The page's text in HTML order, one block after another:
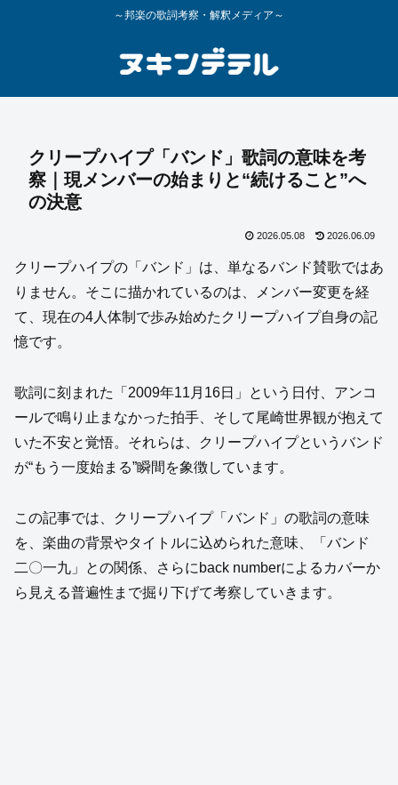
～邦楽の歌詞考察・解釈メディア～
クリープハイプ「バンド」歌詞の意味を考
察｜現メンバーの始まりと“続けること”へ
の決意
2026.05.08 2026.06.09
クリープハイプの「バンド」は、単なるバンド賛歌ではあ
りません。そこに描かれているのは、メンバー変更を経
て、現在の4人体制で歩み始めたクリープハイプ自身の記
憶です。
歌詞に刻まれた「2009年11月16日」という日付、アンコ
ールで鳴り止まなかった拍手、そして尾崎世界観が抱えて
いた不安と覚悟。それらは、クリープハイプというバンド
が“もう一度始まる”瞬間を象徴しています。
この記事では、クリープハイプ「バンド」の歌詞の意味
を、楽曲の背景やタイトルに込められた意味、「バンド
二〇一九」との関係、さらにback numberによるカバーか
ら見える普遍性まで掘り下げて考察していきます。